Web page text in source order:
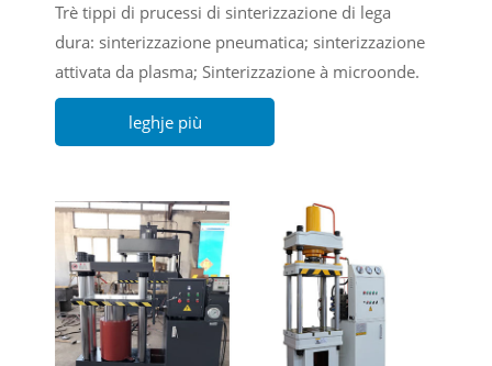
Trè tippi di prucessi di sinterizzazione di lega
dura: sinterizzazione pneumatica; sinterizzazione
attivata da plasma; Sinterizzazione à microonde.
leghje più